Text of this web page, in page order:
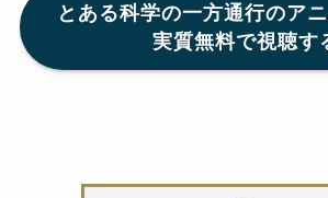
とある科学の一方通行のア
実質無料で視聴す